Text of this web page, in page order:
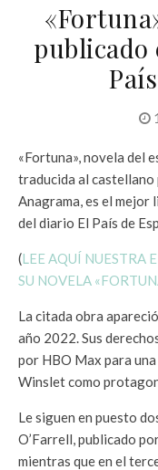
publicado
«Fortuna», novela del
traducida al
Anagrama, es el mejor
del diario El País de
(LEE AQUÍ NUESTRA
SU NOVELA
La citada obra
año 2022. Sus
por HBO Max para
Winslet como
Le siguen en puesto
O’Farrell, publicado
mientras que en el